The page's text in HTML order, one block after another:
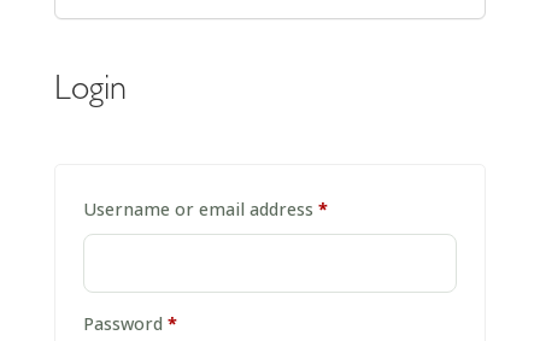
Login
Username or email address *Required
Password *Required